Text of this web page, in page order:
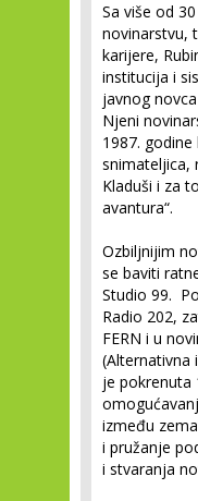
Sa više od
novinarstvu,
karijere,
institucija i
javnog
Njeni
1987.
snimateljica,
Kladuši i za
avantura“.
Ozbiljnijim
se baviti
Studio 99.
Radio 202,
FERN i u
(Alternativna
je pokrenuta
između
i pružanje
i stvaranja